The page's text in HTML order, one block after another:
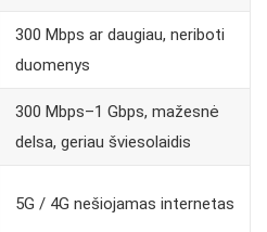
300 Mbps ar daugiau, neriboti
duomenys
300 Mbps–1 Gbps, mažesnė
delsa, geriau šviesolaidis
5G / 4G nešiojamas internetas